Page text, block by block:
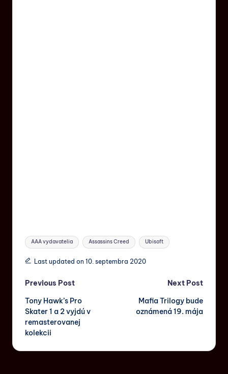
AAA vydavatelia Assassins Creed Ubisoft
Last updated on 10. septembra 2020
Previous Post
Tony Hawk’s Pro
Skater 1 a 2 vyjdú v
remasterovanej
kolekcii
Next Post
Mafia Trilogy bude
oznámená 19. mája